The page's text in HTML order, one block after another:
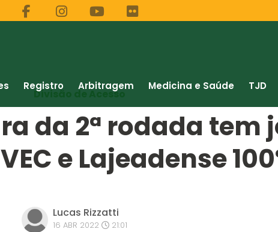
Registro Arbitragem Medicina e Saúde TJD
Divisão de Acesso
da 2ª rodada tem
e Lajeadense
Lucas Rizzatti
16 ABR 2022 21:01